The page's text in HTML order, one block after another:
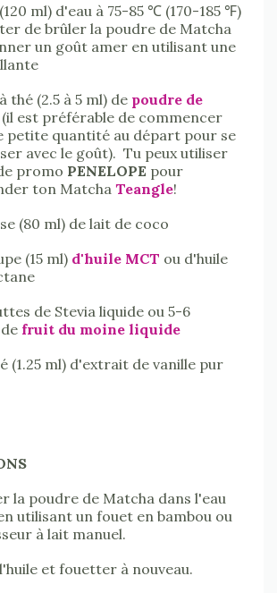
ml) d'eau à 75-85 ℃ (170-185 ℉)
de brûler la poudre de Matcha
un goût amer en utilisant une
thé (2.5 à 5 ml) de poudre de
(il est préférable de commencer
petite quantité au départ pour se
avec le goût). Tu peux utiliser
promo PENELOPE pour
ton Matcha Teangle!
(80 ml) de lait de coco
(15 ml) d'huile MCT ou d'huile
de Stevia liquide ou 5-6
fruit du moine liquide
(1.25 ml) d'extrait de vanille pur
la poudre de Matcha dans l'eau
utilisant un fouet en bambou ou
à lait manuel.
et fouetter à nouveau.